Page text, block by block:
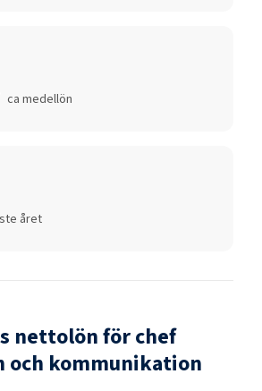
ca medellön
året
nettolön förchef
kommunikation